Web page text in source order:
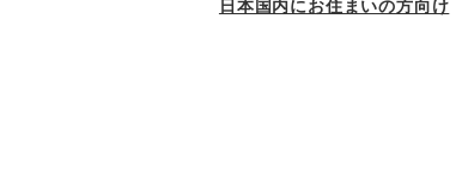
日本国内にお住まいの方向け